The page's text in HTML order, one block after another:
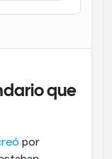
llamadas
y
que
por